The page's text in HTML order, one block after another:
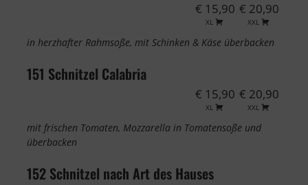
€ 15,90
XL
€ 20,90
XXL
in herzhafter Rahmsoße, mit Schinken & Käse überbacken
151 Schnitzel Calabria
€ 15,90
XL
€ 20,90
XXL
mit frischen Tomaten, Mozzarella in Tomatensoße und
überbacken
152 Schnitzel nach Art des Hauses